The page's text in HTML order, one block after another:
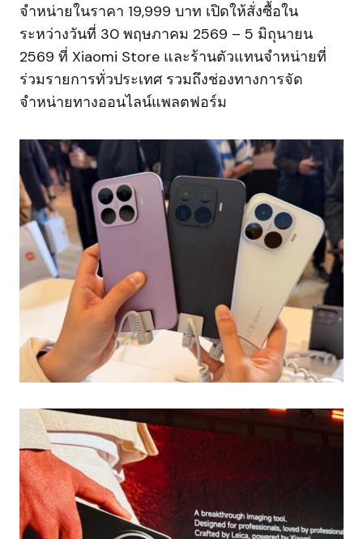
จำหน่ายในราคา 19,999 บาท เปิดให้สั่งซื้อใน
ระหว่างวันที่ 30 พฤษภาคม 2569 – 5 มิถุนายน
2569 ที่ Xiaomi Store และร้านตัวแทนจำหน่ายที่
ร่วมรายการทั่วประเทศ รวมถึงช่องทางการจัด
จำหน่ายทางออนไลน์แพลตฟอร์ม